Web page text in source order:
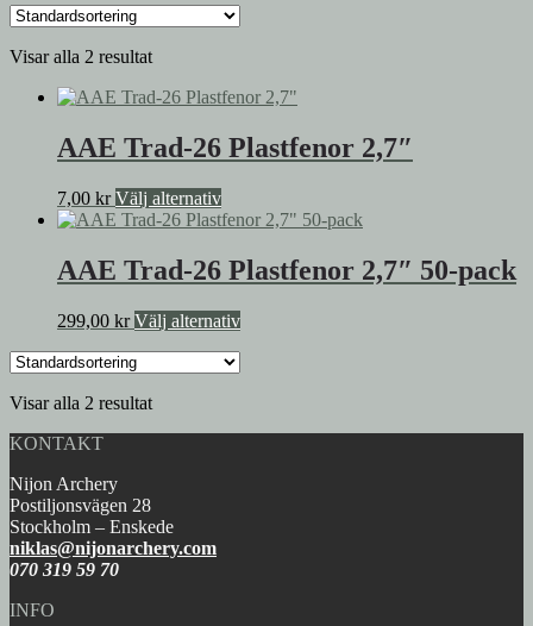
Visar alla 2 resultat
AAE Trad-26 Plastfenor 2,7″
7,00 kr Välj alternativDen
här
har
flera
De
olika
alternativen
på
AAE Trad-26 Plastfenor 2,7″ 50-pack
299,00 kr Välj alternativDen
Visar alla 2 resultat
KONTAKT
Nijon Archery
Postiljonsvägen 28
Stockholm – Enskede
niklas@nijonarchery.com
070 319 59 70
INFO